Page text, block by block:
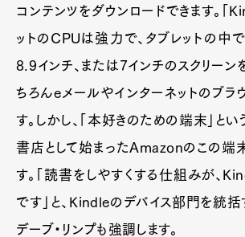
コンテンツをダウンロードできます。「
ットのCPUは強力で、タブレットの中
8.9インチ、または7インチのスクリーン
ちろんeメールやインターネットのブ
す。しかし、「本好きのための端末」とい
書店として始まったAmazonのこの端
す。「読書をしやすくする仕組みが、
です」と、Kindleのデバイス部門を統括
デーブ・リンプも強調します。